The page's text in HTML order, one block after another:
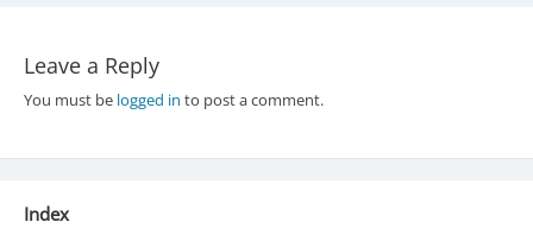
Leave a Reply
You must be logged in to post a comment.
Index